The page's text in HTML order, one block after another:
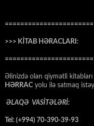
=======================
>>> KİTAB HƏRACLARI:
=======================
Əlinizdə olan qiymətli kitabları
HƏRRAC yolu ilə satmaq
ƏLAQƏ VASİTƏLƏRİ:
Tel: (+994) 70-390-39-93